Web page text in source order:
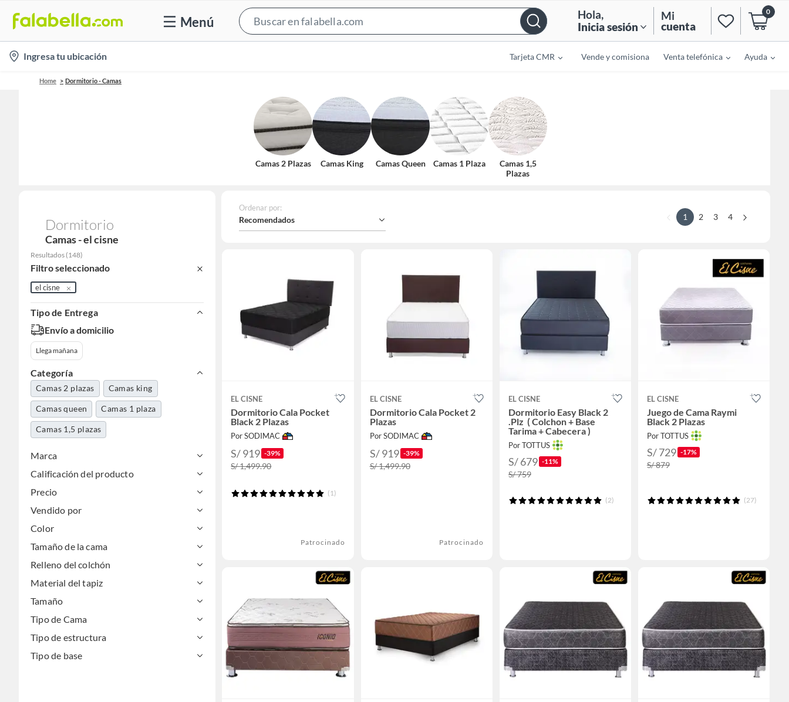
Menú
Bar
Hola,
Inicia sesión
Mi
cuenta
0
location-
icon
Ingresa tu ubicación Tarjeta CMR Vende y comisiona Venta telefónica Ayuda
Home Dormitorio - Camas
Camas 2 Plazas Camas King Camas Queen Camas 1 Plaza
Camas 1,5
Plazas
Dormitorio
Camas - el cisne
Resultados (148)
Filtro seleccionado
el cisne
Tipo de Entrega
Envío a domicilio
Llega mañana
Categoría
Camas 2 plazas Camas king
Camas queen Camas 1 plaza
Camas 1,5 plazas
Marca
Calificación del producto
Precio
Vendido por
Color
Tamaño de la cama
Relleno del colchón
Material del tapiz
Tamaño
Tipo de Cama
Tipo de estructura
Tipo de base
Ordenar por:
Recomendados 1 2 3 4
EL CISNE
Dormitorio Cala Pocket
Black 2 Plazas
Por SODIMAC
S/ 919 -39%
S/ 1,499.90
(1)
Patrocinado
EL CISNE
Dormitorio Cala Pocket 2
Plazas
Por SODIMAC
S/ 919 -39%
S/ 1,499.90
Patrocinado
EL CISNE
Dormitorio Easy Black 2
.Plz ( Colchon + Base
Tarima + Cabecera )
Por TOTTUS
S/ 679 -11%
S/ 759
(2)
EL CISNE
Juego de Cama Raymi
Black 2 Plazas
Por TOTTUS
S/ 729 -17%
S/ 879
(27)